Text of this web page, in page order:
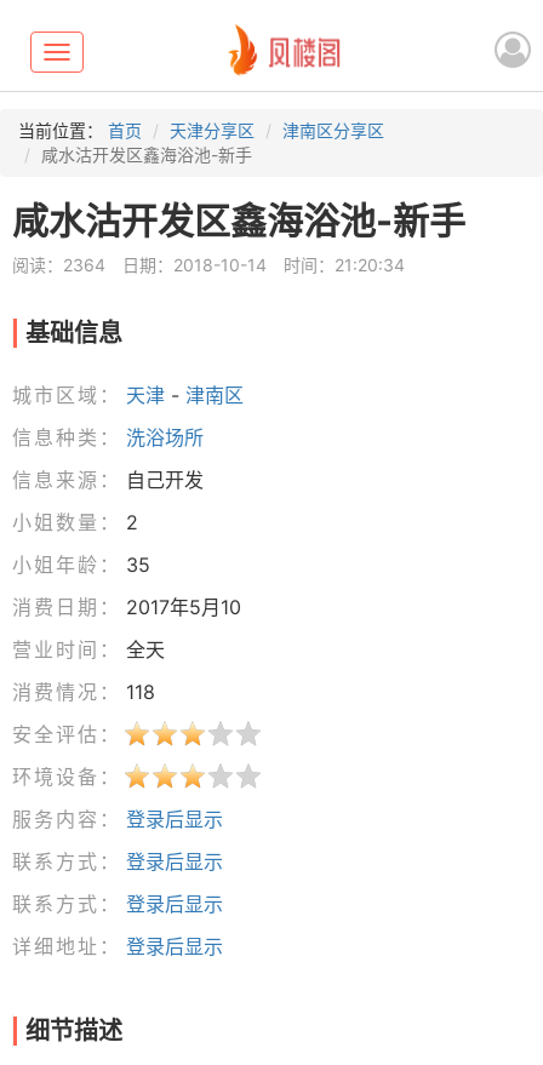
Toggle
navigation
当前位置： 首页 天津分享区
津南区分享区
咸水沽开发区鑫海浴池-新手
咸水沽开发区鑫海浴池-新手
阅读：2364 日期：2018-10-14 时间：21:20:34
基础信息
城市区域： 天津 - 津南区
信息种类：
洗浴场所
信息来源：
自己开发
小姐数量：
2
小姐年龄：
35
消费日期：
2017年5月10
营业时间：
全天
消费情况：
118
安全评估：
环境设备：
服务内容：
登录后显示
联系方式：
登录后显示
联系方式：
登录后显示
详细地址：
登录后显示
细节描述